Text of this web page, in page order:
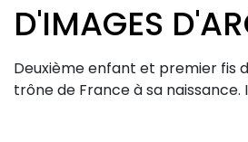
D'IMAGES
Description
Deuxième enfant et premier fis
trône de France à sa